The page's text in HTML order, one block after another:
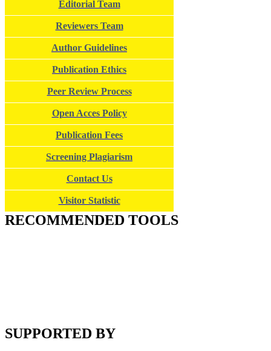
Editorial Team
Reviewers Team
Author Guidelines
Publication Ethics
Peer Review Process
Open Acces Policy
Publication Fees
Screening Plagiarism
Contact Us
Visitor Statistic
RECOMMENDED TOOLS
SUPPORTED BY